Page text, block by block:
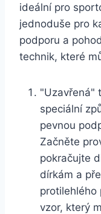
ideální pro
jednoduše pro
⁣podporu a
technik, které
"Uzavřená"
speciální
pevnou
Začněte
pokračujte
dírkám a
protilehlého
vzor, který